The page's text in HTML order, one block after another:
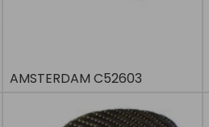
AMSTERDAM C52603